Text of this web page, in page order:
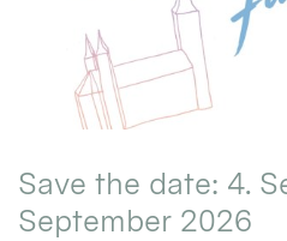
Save the date: 4.
September 2026